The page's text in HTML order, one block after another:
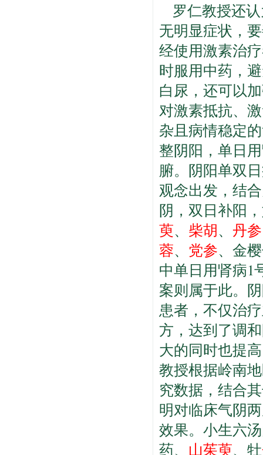
罗仁教授还
无明显症状，
经使用激素治
时服用中药，
白尿，还可以
对激素抵抗、
杂且病情稳定
整阴阳，单日
腑。阴阳单双
观念出发，结
阴，双日补阳
萸、 柴胡、 丹参
蓉、 党参、金
中单日用肾病1
案则属于此。
患者，不仅治
方，达到了调
大的同时也提
教授根据岭南
究数据，结合
明对临床气阴
效果。小生六
药、 山茱萸、牡